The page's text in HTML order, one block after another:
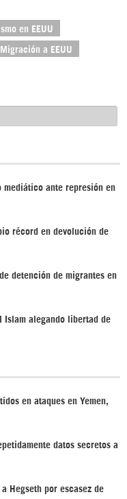
en EEUU
Migración a EEUU
mediático ante represión en
récord en devolución de
detención de migrantes en
Islam alegando libertad de
en ataques en Yemen,
datos secretos a
Hegseth por escasez de